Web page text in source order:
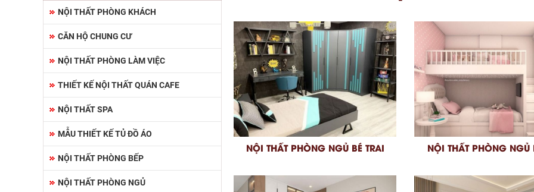
NỘI THẤT PHÒNG KHÁCH
CĂN HỘ CHUNG CƯ
NỘI THẤT PHÒNG LÀM VIỆC
THIẾT KẾ NỘI THẤT QUÁN CAFE
NỘI THẤT SPA
MẪU THIẾT KẾ TỦ ĐỒ ÁO
NỘI THẤT PHÒNG BẾP
NỘI THẤT PHÒNG NGỦ
NỘI THẤT PHÒNG NGỦ BÉ TRAI NỘI THẤT PHÒNG NGỦ